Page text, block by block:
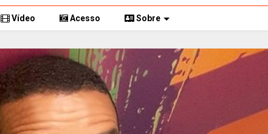
Vídeo Acesso Sobre